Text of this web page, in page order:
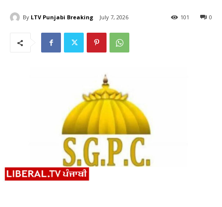
By LTV Punjabi Breaking July 7, 2026 0
101